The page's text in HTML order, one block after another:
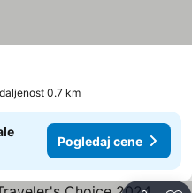
0.7 km
Pogledaj cene